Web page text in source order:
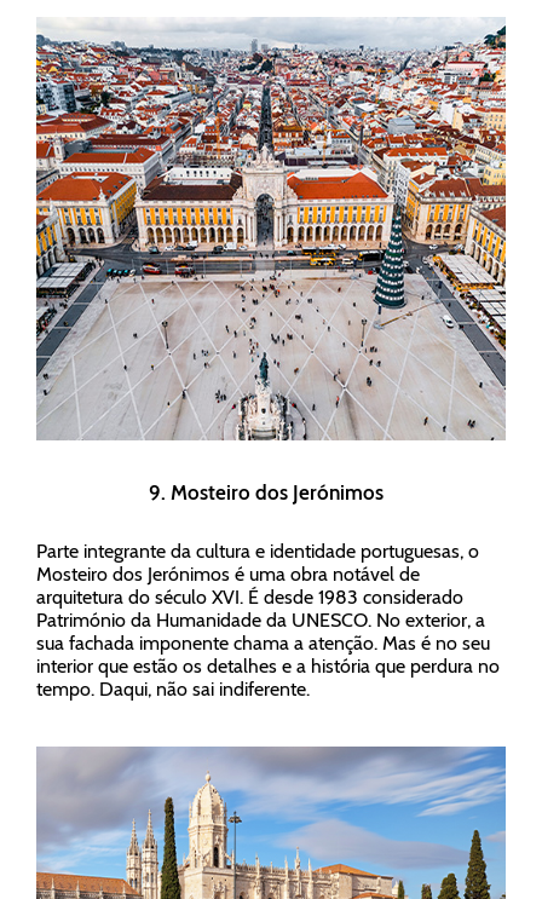
9. Mosteiro dos Jerónimos
Parte integrante da cultura e identidade portuguesas, o
Mosteiro dos Jerónimos é uma obra notável de
arquitetura do século XVI. É desde 1983 considerado
Património da Humanidade da UNESCO. No exterior, a
sua fachada imponente chama a atenção. Mas é no seu
interior que estão os detalhes e a história que perdura no
tempo. Daqui, não sai indiferente.